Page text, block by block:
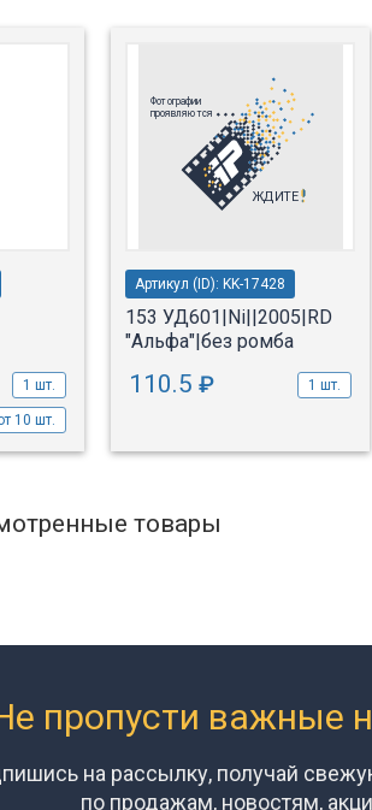
1 шт.
10 шт.
Артикул (ID): KK-17428
153 УД601|Ni||2005|RD
"Альфа"|без ромба
110.5 ₽ 1 шт.
товары
пропусти важные
на рассылку, получай
по продажам, новостям,